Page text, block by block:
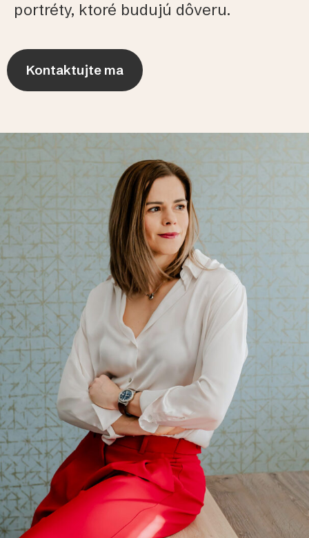
portréty, ktoré budujú dôveru.
Kontaktujte ma